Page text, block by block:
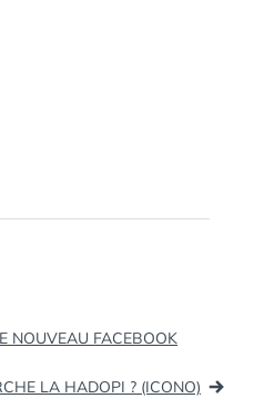
NOUVEAU FACEBOOK
LA HADOPI ? (ICONO)